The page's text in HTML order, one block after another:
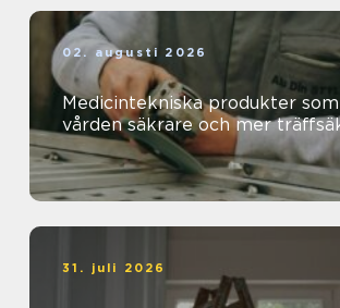
02. augusti 2026
Medicintekniska produkter
vården säkrare och mer
31. juli 2026